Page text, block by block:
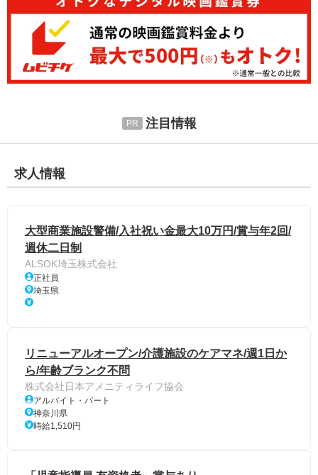
注目情報
求人情報
大型商業施設警備/入社祝い金最大10万円/賞与年2回/
週休二日制
ALSOK埼玉株式会社
正社員
埼玉県
リニューアルオープン/介護施設のケアマネ/週1日か
ら/年齢ブランク不問
株式会社日本アメニティライフ協会
アルバイト・パート
神奈川県
時給1,510円